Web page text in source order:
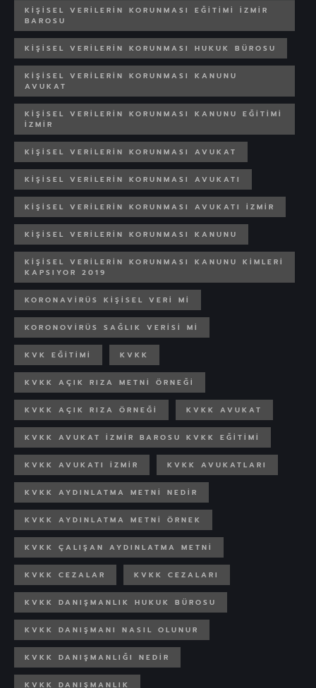
KIŞISEL VERILERIN KORUNMASI EĞITIMI İZMIR
BAROSU
KIŞISEL VERILERIN KORUNMASI HUKUK BÜROSU
KIŞISEL VERILERIN KORUNMASI KANUNU
AVUKAT
KIŞISEL VERILERIN KORUNMASI KANUNU EĞITIMI
İZMIR
KIŞISEL VERILERIN KORUNMASI AVUKAT
KIŞISEL VERILERIN KORUNMASI AVUKATI
KIŞISEL VERILERIN KORUNMASI AVUKATI IZMIR
KIŞISEL VERILERIN KORUNMASI KANUNU
KIŞISEL VERILERIN KORUNMASI KANUNU KIMLERI
KAPSIYOR 2019
KORONAVIRÜS KIŞISEL VERI MI
KORONOVIRÜS SAĞLIK VERISI MI
KVK EĞITIMI KVKK
KVKK AÇIK RIZA METNI ÖRNEĞI
KVKK AÇIK RIZA ÖRNEĞI KVKK AVUKAT
KVKK AVUKAT İZMIR BAROSU KVKK EĞITIMI
KVKK AVUKATI IZMIR KVKK AVUKATLARI
KVKK AYDINLATMA METNI NEDIR
KVKK AYDINLATMA METNI ÖRNEK
KVKK ÇALIŞAN AYDINLATMA METNI
KVKK CEZALAR KVKK CEZALARI
KVKK DANIŞMANLIK HUKUK BÜROSU
KVKK DANIŞMANI NASIL OLUNUR
KVKK DANIŞMANLIĞI NEDIR
KVKK DANIŞMANLIK